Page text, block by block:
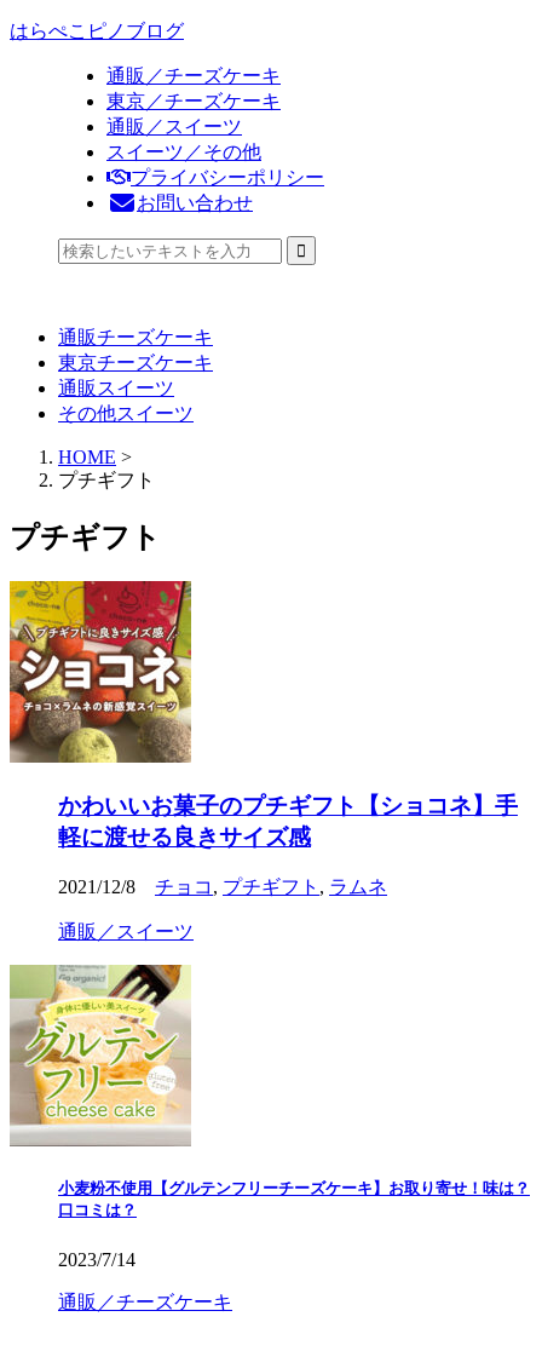
はらぺこピノブログ
通販／チーズケーキ
東京／チーズケーキ
通販／スイーツ
スイーツ／その他
プライバシーポリシー
お問い合わせ
通販チーズケーキ
東京チーズケーキ
通販スイーツ
その他スイーツ
HOME >
プチギフト
プチギフト
かわいいお菓子のプチギフト【ショコネ】手
軽に渡せる良きサイズ感
2021/12/8 チョコ , プチギフト , ラムネ
通販／スイーツ
小麦粉不使用【グルテンフリーチーズケーキ】お取り寄せ！味は？
口コミは？
2023/7/14
通販／チーズケーキ